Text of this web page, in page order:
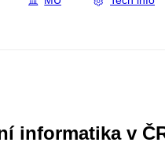
informatika v